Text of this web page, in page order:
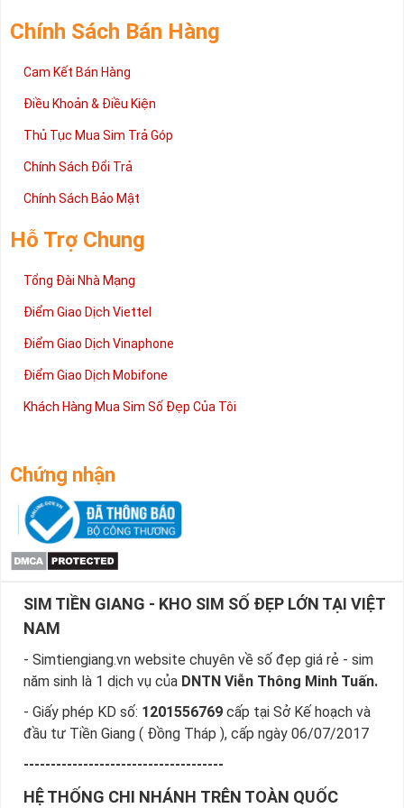
Chính Sách Bán Hàng
Cam Kết Bán Hàng
Điều Khoản & Điều Kiện
Thủ Tục Mua Sim Trả Góp
Chính Sách Đổi Trả
Chính Sách Bảo Mật
Hỗ Trợ Chung
Tổng Đài Nhà Mạng
Điểm Giao Dịch Viettel
Điểm Giao Dịch Vinaphone
Điểm Giao Dịch Mobifone
Khách Hàng Mua Sim Số Đẹp Của Tôi
Chứng nhận
SIM TIỀN GIANG - KHO SIM SỐ ĐẸP LỚN TẠI VIỆT
NAM
- Simtiengiang.vn website chuyên về số đẹp giá rẻ - sim
năm sinh là 1 dịch vụ của DNTN Viễn Thông Minh Tuấn.
- Giấy phép KD số: 1201556769 cấp tại Sở Kế hoạch và
đầu tư Tiền Giang ( Đồng Tháp ), cấp ngày 06/07/2017
-------------------------------------
HỆ THỐNG CHI NHÁNH TRÊN TOÀN QUỐC